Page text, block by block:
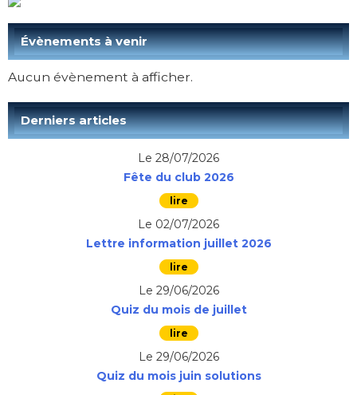
Évènements à venir
Aucun évènement à afficher.
Derniers articles
Le 28/07/2026
Fête du club 2026
Le 02/07/2026
Lettre information juillet 2026
Le 29/06/2026
Quiz du mois de juillet
Le 29/06/2026
Quiz du mois juin solutions